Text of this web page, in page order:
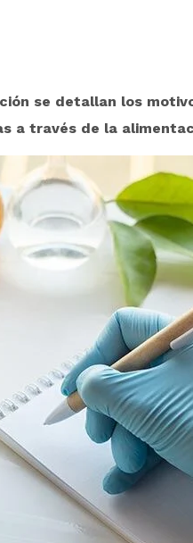
se detallan los
a través de la